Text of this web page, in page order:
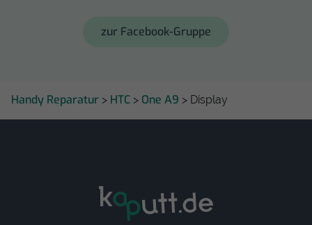
zur Facebook-Gruppe
Handy Reparatur > HTC > One A9 > Display